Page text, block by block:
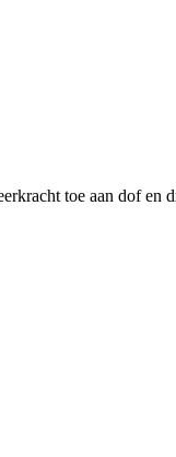
toe aan dof en